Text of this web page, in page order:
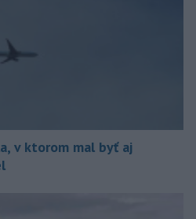
v ktorom mal byť aj